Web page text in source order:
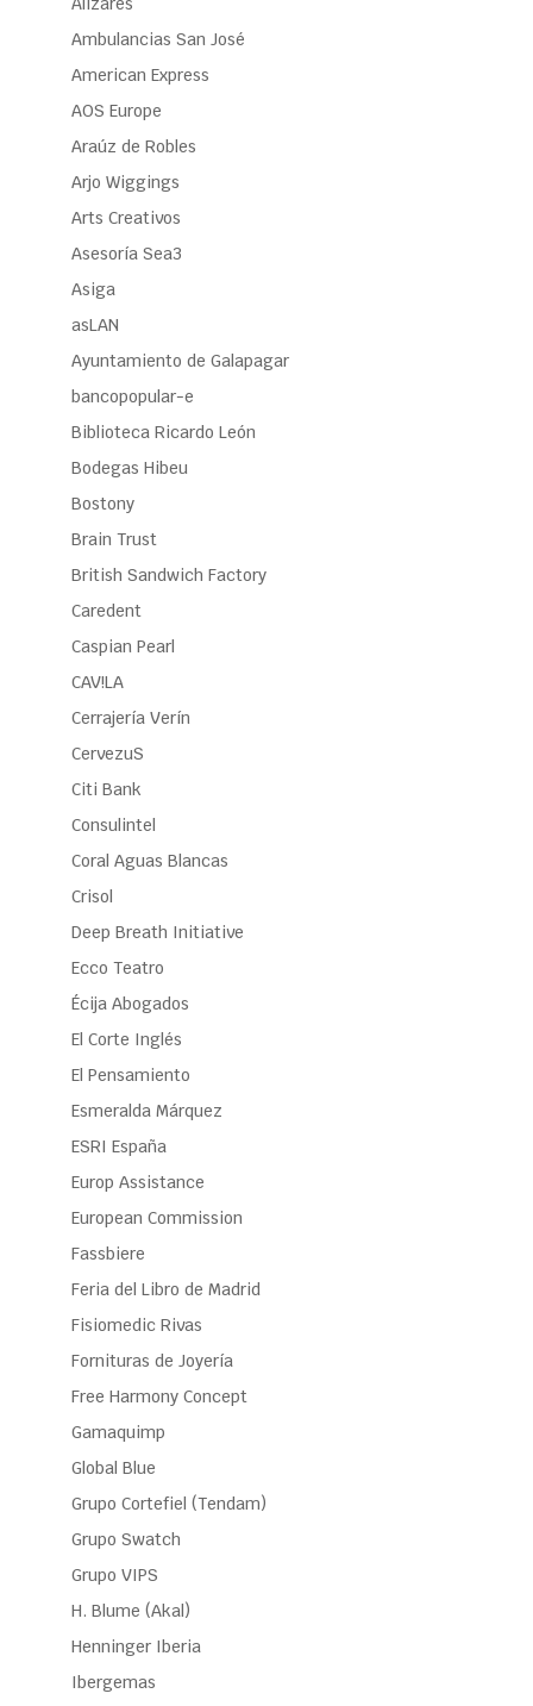
Ambulancias San José
American Express
AOS Europe
Araúz de Robles
Arjo Wiggings
Arts Creativos
Asesoría Sea3
Asiga
asLAN
Ayuntamiento de Galapagar
bancopopular-e
Biblioteca Ricardo León
Bodegas Hibeu
Bostony
Brain Trust
British Sandwich Factory
Caredent
Caspian Pearl
CAV!LA
Cerrajería Verín
CervezuS
Citi Bank
Consulintel
Coral Aguas Blancas
Crisol
Deep Breath Initiative
Ecco Teatro
Écija Abogados
El Corte Inglés
El Pensamiento
Esmeralda Márquez
ESRI España
Europ Assistance
European Commission
Fassbiere
Feria del Libro de Madrid
Fisiomedic Rivas
Fornituras de Joyería
Free Harmony Concept
Gamaquimp
Global Blue
Grupo Cortefiel (Tendam)
Grupo Swatch
Grupo VIPS
H. Blume (Akal)
Henninger Iberia
Ibergemas